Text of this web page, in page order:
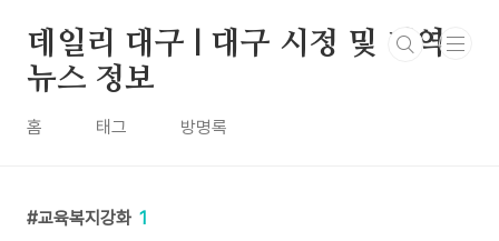
데일리 대구 | 대구 시정 및 지역
뉴스 정보
홈 태그 방명록
교육복지강화 1